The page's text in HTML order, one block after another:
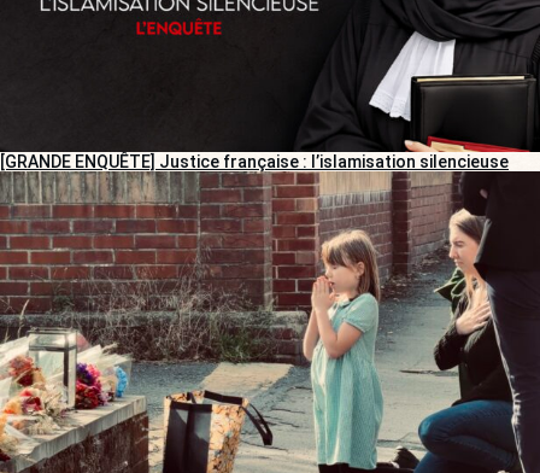
[GRANDE ENQUÊTE] Justice française : l’islamisation silencieuse